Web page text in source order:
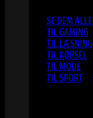
SE DEM ALLE
TIL GAMING
TIL LÆSNING
TIL KØRSEL
TIL MODE
TIL SPORT